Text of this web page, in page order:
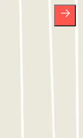
para recibir
ningún compromiso,
newsletter.